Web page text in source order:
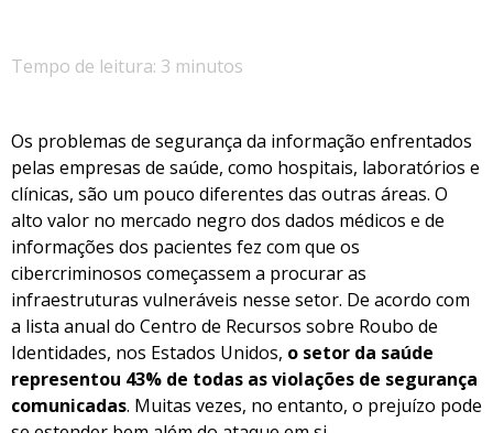
Tempo de leitura: 3 minutos
Os problemas de segurança da informação enfrentados
pelas empresas de saúde, como hospitais, laboratórios e
clínicas, são um pouco diferentes das outras áreas. O
alto valor no mercado negro dos dados médicos e de
informações dos pacientes fez com que os
cibercriminosos começassem a procurar as
infraestruturas vulneráveis nesse setor. De acordo com
a lista anual do Centro de Recursos sobre Roubo de
Identidades, nos Estados Unidos, o setor da saúde
representou 43% de todas as violações de segurança
comunicadas. Muitas vezes, no entanto, o prejuízo pode